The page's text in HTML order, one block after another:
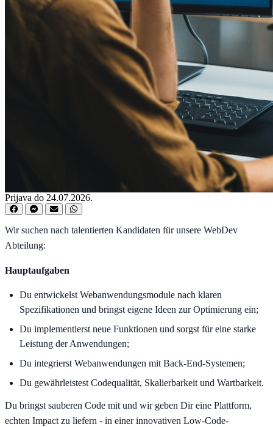
Prijava do 24.07.2026.
Wir suchen nach talentierten Kandidaten für unsere WebDev
Abteilung:
Hauptaufgaben
Du entwickelst Webanwendungsmodule nach klaren
Spezifikationen und bringst eigene Ideen zur Optimierung ein;
Du implementierst neue Funktionen und sorgst für eine starke
Leistung der Anwendungen;
Du integrierst Webanwendungen mit Back-End-Systemen;
Du gewährleistest Codequalität, Skalierbarkeit und Wartbarkeit.
Du bringst sauberen Code mit und wir geben Dir eine Plattform,
echten Impact zu liefern - in einer innovativen Low-Code-